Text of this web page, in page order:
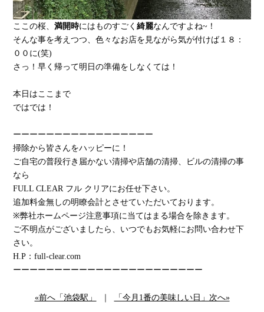
ここの桜、満開時にはものすごく綺麗なんですよね~！
そんな事を考えつつ、色々なお店を見ながら気が付けば１８：
００に(笑)
さっ！早く帰って明日の準備をしなくては！
本日はここまで
ではでは！
ーーーーーーーーーーーーーーーーー
掃除から皆さんをハッピーに！
ご自宅の普段行き届かない清掃や店舗の清掃、ビルの清掃の事
なら
FULL CLEAR フル クリアにお任せ下さい。
追加料金無しの明瞭会計とさせていただいております。
※弊社ホームページ注意事項に当てはまる場合を除きます。
ご不明点がございましたら、いつでもお気軽にお問い合わせ下
さい。
H.P：full-clear.com
ーーーーーーーーーーーーーーーーーーーーーーー
«前へ「池袋駅」 「今月1番の美味しい日」次へ»